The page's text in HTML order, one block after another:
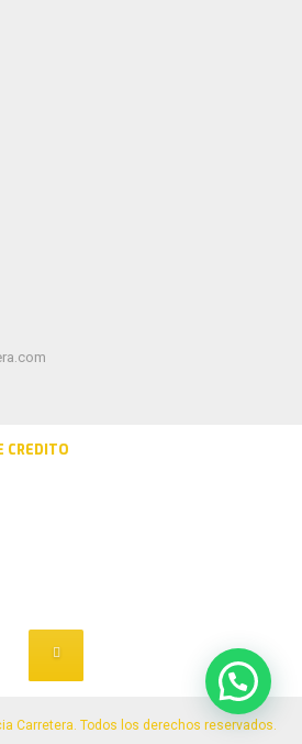
CREDITO
Carretera. Todos los derechos reservados.